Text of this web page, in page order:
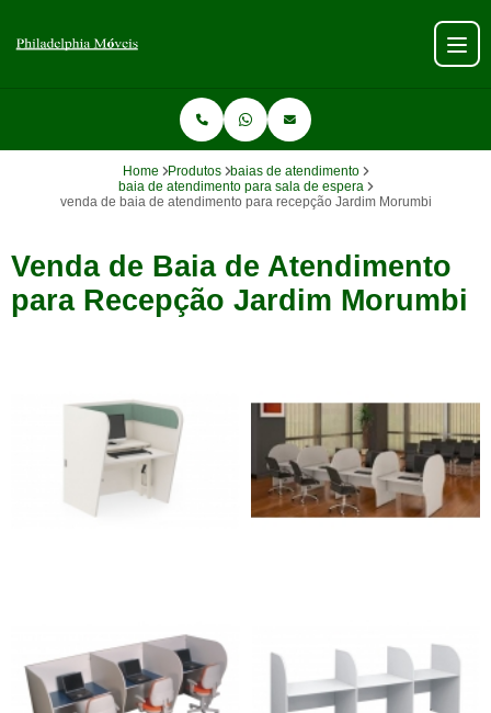
Home Produtos
baias de atendimento
baia de atendimento para sala de espera
venda de baia de atendimento para recepção Jardim Morumbi
Venda de Baia de Atendimento
para Recepção Jardim Morumbi